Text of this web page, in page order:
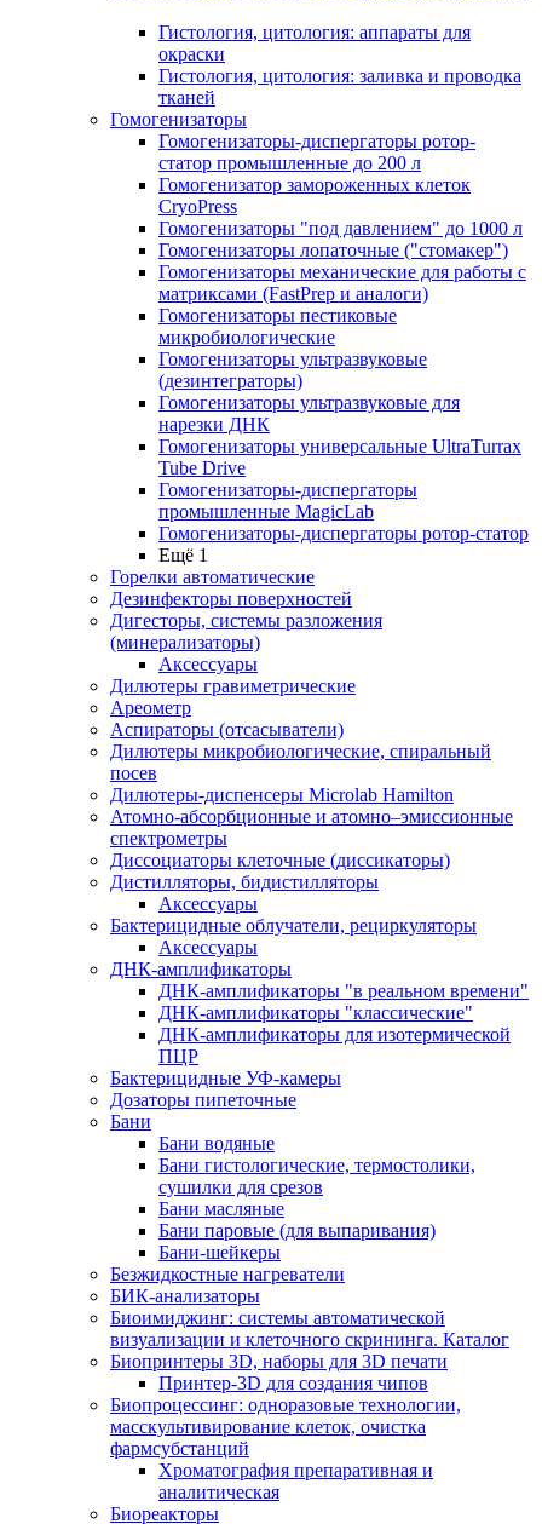
Гистология, цитология: аппараты для
окраски
Гистология, цитология: заливка и проводка
тканей
Гомогенизаторы
Гомогенизаторы-диспергаторы ротор-
статор промышленные до 200 л
Гомогенизатор замороженных клеток
CryoPress
Гомогенизаторы "под давлением" до 1000 л
Гомогенизаторы лопаточные ("стомакер")
Гомогенизаторы механические для работы с
матриксами (FastPrep и аналоги)
Гомогенизаторы пестиковые
микробиологические
Гомогенизаторы ультразвуковые
(дезинтеграторы)
Гомогенизаторы ультразвуковые для
нарезки ДНК
Гомогенизаторы универсальные UltraTurrax
Tube Drive
Гомогенизаторы-диспергаторы
промышленные MagicLab
Гомогенизаторы-диспергаторы ротор-статор
Ещё 1
Горелки автоматические
Дезинфекторы поверхностей
Дигесторы, системы разложения
(минерализаторы)
Аксессуары
Дилютеры гравиметрические
Ареометр
Аспираторы (отсасыватели)
Дилютеры микробиологические, спиральный
посев
Дилютеры-диспенсеры Microlab Hamilton
Атомно-абсорбционные и атомно–эмиссионные
спектрометры
Диссоциаторы клеточные (диссикаторы)
Дистилляторы, бидистилляторы
Аксессуары
Бактерицидные облучатели, рециркуляторы
Аксессуары
ДНК-амплификаторы
ДНК-амплификаторы "в реальном времени"
ДНК-амплификаторы "классические"
ДНК-амплификаторы для изотермической
ПЦР
Бактерицидные УФ-камеры
Дозаторы пипеточные
Бани
Бани водяные
Бани гистологические, термостолики,
сушилки для срезов
Бани масляные
Бани паровые (для выпаривания)
Бани-шейкеры
Безжидкостные нагреватели
БИК-анализаторы
Биоимиджинг: системы автоматической
визуализации и клеточного скрининга. Каталог
Биопринтеры 3D, наборы для 3D печати
Принтер-3D для создания чипов
Биопроцессинг: одноразовые технологии,
масскультивирование клеток, очистка
фармсубстанций
Хроматография препаративная и
аналитическая
Биореакторы